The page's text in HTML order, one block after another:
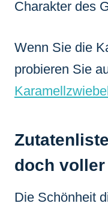
Charakter des
Wenn Sie die
probieren Sie
doch
Die Schönheit